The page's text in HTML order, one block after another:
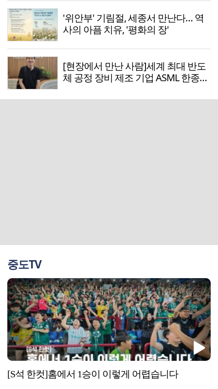
'위안부' 기림절, 세종서 만난다… 역
사의 아픔 치유, '평화의 장'
[현장에서 만난 사람]세계 최대 반도
체 공정 장비 제조 기업 ASML 한종호
중도TV
[S석 한컷]홈에서 1승이 이렇게 어렵습니다